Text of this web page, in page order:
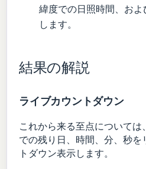
緯度での日照時間、お
します。
結果の解説
ライブカウントダウン
これから来る至点については
での残り日、時間、分、秒を
トダウン表示します。